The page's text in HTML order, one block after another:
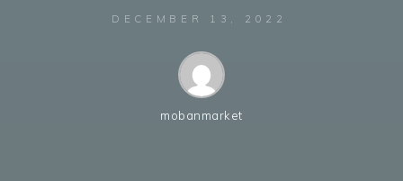
DECEMBER 13, 2022
mobanmarket